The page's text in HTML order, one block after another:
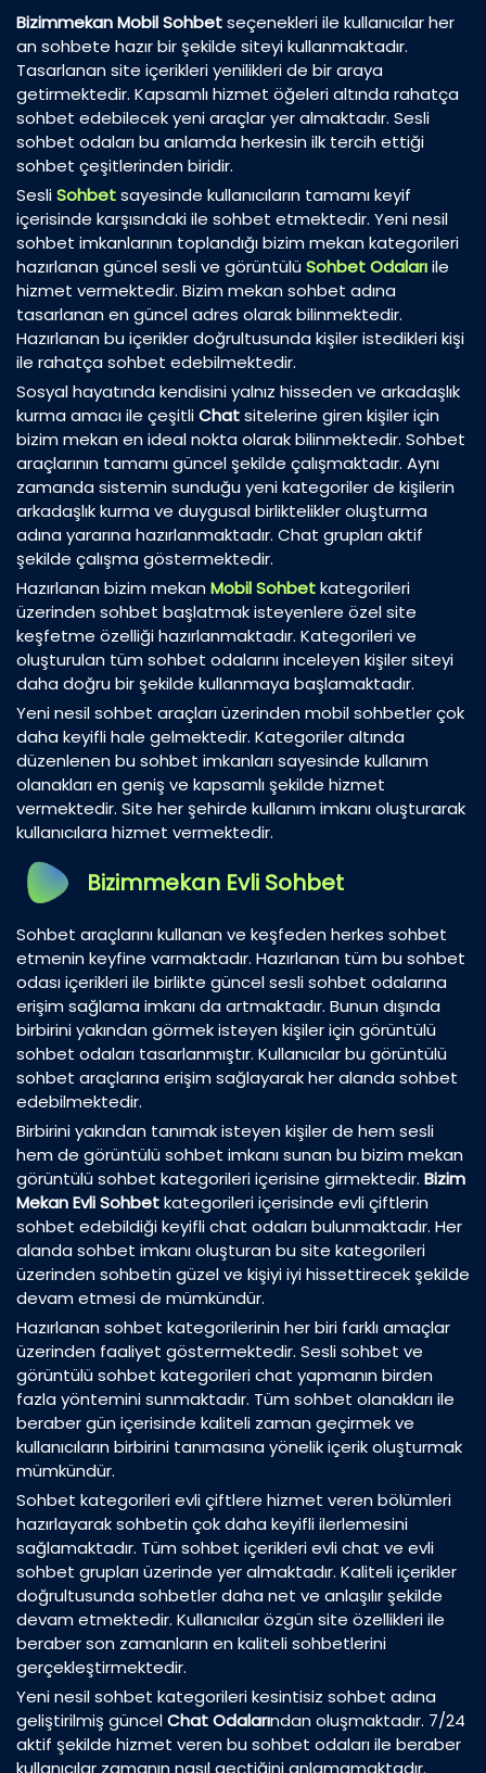
Bizimmekan Mobil Sohbetseçenekleri ile kullanıcılar her
an sohbete hazır bir şekilde siteyi kullanmaktadır.
Tasarlanan site içerikleri yenilikleri de bir araya
getirmektedir. Kapsamlı hizmet öğeleri altında rahatça
sohbet edebilecek yeni araçlar yer almaktadır. Sesli
sohbet odaları bu anlamda herkesin ilk tercih ettiği
sohbet çeşitlerinden biridir.
SesliSohbetsayesinde kullanıcıların tamamı keyif
içerisinde karşısındaki ile sohbet etmektedir. Yeni nesil
sohbet imkanlarının toplandığı bizim mekan kategorileri
hazırlanan güncel sesli ve görüntülüSohbet Odalarıile
hizmet vermektedir. Bizim mekan sohbet adına
tasarlanan en güncel adres olarak bilinmektedir.
Hazırlanan bu içerikler doğrultusunda kişiler istedikleri kişi
ile rahatça sohbet edebilmektedir.
Sosyal hayatında kendisini yalnız hisseden ve arkadaşlık
kurma amacı ile çeşitliChatsitelerine giren kişiler için
bizim mekan en ideal nokta olarak bilinmektedir. Sohbet
araçlarının tamamı güncel şekilde çalışmaktadır. Aynı
zamanda sistemin sunduğu yeni kategoriler de kişilerin
arkadaşlık kurma ve duygusal birliktelikler oluşturma
adına yararına hazırlanmaktadır. Chat grupları aktif
şekilde çalışma göstermektedir.
Hazırlanan bizim mekanMobil Sohbetkategorileri
üzerinden sohbet başlatmak isteyenlere özel site
keşfetme özelliği hazırlanmaktadır. Kategorileri ve
oluşturulan tüm sohbet odalarını inceleyen kişiler siteyi
daha doğru bir şekilde kullanmaya başlamaktadır.
Yeni nesil sohbet araçları üzerinden mobil sohbetler çok
daha keyifli hale gelmektedir. Kategoriler altında
düzenlenen bu sohbet imkanları sayesinde kullanım
olanakları en geniş ve kapsamlı şekilde hizmet
vermektedir. Site her şehirde kullanım imkanı oluşturarak
kullanıcılara hizmet vermektedir.
Bizimmekan Evli Sohbet
Sohbet araçlarını kullanan ve keşfeden herkes sohbet
etmenin keyfine varmaktadır. Hazırlanan tüm bu sohbet
odası içerikleri ile birlikte güncel sesli sohbet odalarına
erişim sağlama imkanı da artmaktadır. Bunun dışında
birbirini yakından görmek isteyen kişiler için görüntülü
sohbet odaları tasarlanmıştır. Kullanıcılar bu görüntülü
sohbet araçlarına erişim sağlayarak her alanda sohbet
edebilmektedir.
Birbirini yakından tanımak isteyen kişiler de hem sesli
hem de görüntülü sohbet imkanı sunan bu bizim mekan
görüntülü sohbet kategorileri içerisine girmektedir. Bizim
Mekan Evli Sohbetkategorileri içerisinde evli çiftlerin
sohbet edebildiği keyifli chat odaları bulunmaktadır. Her
alanda sohbet imkanı oluşturan bu site kategorileri
üzerinden sohbetin güzel ve kişiyi iyi hissettirecek şekilde
devam etmesi de mümkündür.
Hazırlanan sohbet kategorilerinin her biri farklı amaçlar
üzerinden faaliyet göstermektedir. Sesli sohbet ve
görüntülü sohbet kategorileri chat yapmanın birden
fazla yöntemini sunmaktadır. Tüm sohbet olanakları ile
beraber gün içerisinde kaliteli zaman geçirmek ve
kullanıcıların birbirini tanımasına yönelik içerik oluşturmak
mümkündür.
Sohbet kategorileri evli çiftlere hizmet veren bölümleri
hazırlayarak sohbetin çok daha keyifli ilerlemesini
sağlamaktadır. Tüm sohbet içerikleri evli chat ve evli
sohbet grupları üzerinde yer almaktadır. Kaliteli içerikler
doğrultusunda sohbetler daha net ve anlaşılır şekilde
devam etmektedir. Kullanıcılar özgün site özellikleri ile
beraber son zamanların en kaliteli sohbetlerini
gerçekleştirmektedir.
Yeni nesil sohbet kategorileri kesintisiz sohbet adına
geliştirilmiş güncelChat Odalarından oluşmaktadır. 7/24
aktif şekilde hizmet veren bu sohbet odaları ile beraber
kullanıcılar zamanın nasıl geçtiğini anlamamaktadır.